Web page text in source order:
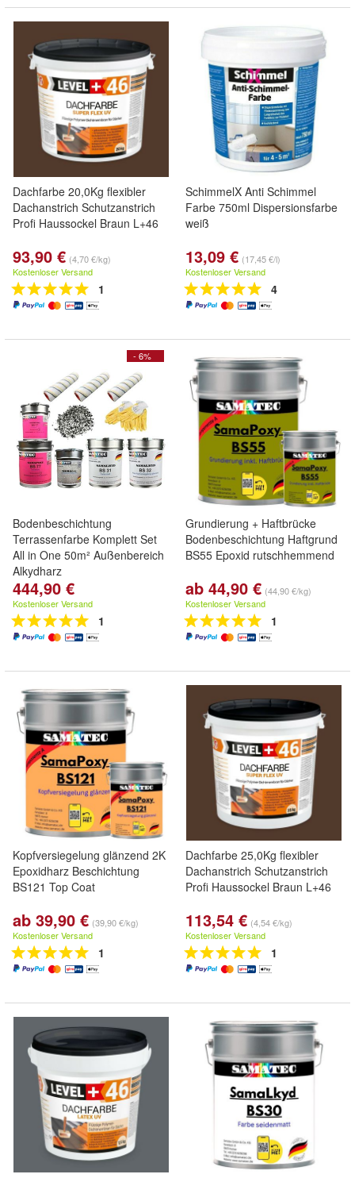
Dachfarbe 20,0Kg flexibler
Dachanstrich Schutzanstrich
Profi Haussockel Braun L+46
93,90 € (4,70 €/kg)
Kostenloser Versand
1
SchimmelX Anti Schimmel
Farbe 750ml Dispersionsfarbe
weiß
13,09 € (17,45 €/l)
Kostenloser Versand
4
- 6%
Bodenbeschichtung
Terrassenfarbe Komplett Set
All in One 50m² Außenbereich
Alkydharz
444,90 €
Kostenloser Versand
1
Grundierung + Haftbrücke
Bodenbeschichtung Haftgrund
BS55 Epoxid rutschhemmend
ab 44,90 € (44,90 €/kg)
Kostenloser Versand
1
Kopfversiegelung glänzend 2K
Epoxidharz Beschichtung
BS121 Top Coat
ab 39,90 € (39,90 €/kg)
Kostenloser Versand
1
Dachfarbe 25,0Kg flexibler
Dachanstrich Schutzanstrich
Profi Haussockel Braun L+46
113,54 € (4,54 €/kg)
Kostenloser Versand
1